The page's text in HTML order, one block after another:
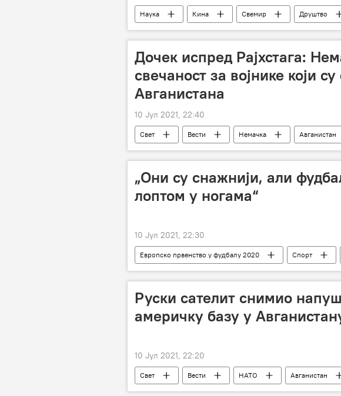
Наука Кина Свемир Друштво
Дочек испред Рајхстага:
свечаност за војнике који
Авганистана
10 Јул 2021, 22:40
Свет Вести Немачка Авганистан
„Они су снажнији, али
лоптом у ногама“
10 Јул 2021, 22:30
Европско првенство у фудбалу 2020 Спорт
Европско првенство у фудбалу
Руски сателит снимио
америчку базу у
10 Јул 2021, 22:20
Свет Вести НАТО Авганистан